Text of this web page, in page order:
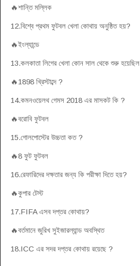
🔥শান্তি মল্লিক
12.বিশ্বে প্রথম ফুটবল খেলা কোথায় অনুষ্ঠিত হয়?
🔥ইংল্যান্ডে
13.কলকাতা লিগের খেলা কোন সাল থেকে শুরু হয়েছিল
🔥1898 খ্রিস্টাব্দে ?
14.কমনওয়েলথ গেমস 2018 এর মাসকট কি ?
🔥বরোবি ফুটবল
15.গোলপোস্টের উচ্চতা কত ?
🔥8 ফুট ফুটবল
16.রেফারিদের দক্ষতার জন্য কি পরীক্ষা দিতে হয়?
🔥কুপার টেস্ট
17.FIFA এসব দপ্তর কোথায়?
🔥বর্তমানে জুরিখ সুইজারল্যান্ড অবস্থিত
18.ICC এর সদর দপ্তর কোথায় রয়েছে ?